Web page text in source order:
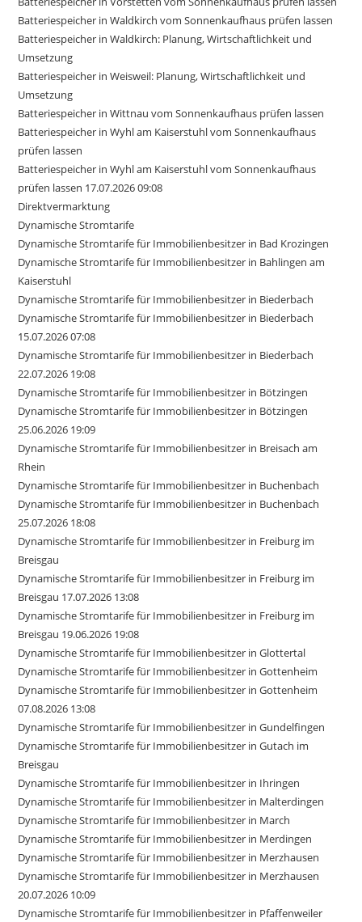
Batteriespeicher in Waldkirch vom Sonnenkaufhaus prüfen lassen
Batteriespeicher in Waldkirch: Planung, Wirtschaftlichkeit und
Umsetzung
Batteriespeicher in Weisweil: Planung, Wirtschaftlichkeit und
Umsetzung
Batteriespeicher in Wittnau vom Sonnenkaufhaus prüfen lassen
Batteriespeicher in Wyhl am Kaiserstuhl vom Sonnenkaufhaus
prüfen lassen
Batteriespeicher in Wyhl am Kaiserstuhl vom Sonnenkaufhaus
prüfen lassen 17.07.2026 09:08
Direktvermarktung
Dynamische Stromtarife
Dynamische Stromtarife für Immobilienbesitzer in Bad Krozingen
Dynamische Stromtarife für Immobilienbesitzer in Bahlingen am
Kaiserstuhl
Dynamische Stromtarife für Immobilienbesitzer in Biederbach
Dynamische Stromtarife für Immobilienbesitzer in Biederbach
15.07.2026 07:08
Dynamische Stromtarife für Immobilienbesitzer in Biederbach
22.07.2026 19:08
Dynamische Stromtarife für Immobilienbesitzer in Bötzingen
Dynamische Stromtarife für Immobilienbesitzer in Bötzingen
25.06.2026 19:09
Dynamische Stromtarife für Immobilienbesitzer in Breisach am
Rhein
Dynamische Stromtarife für Immobilienbesitzer in Buchenbach
Dynamische Stromtarife für Immobilienbesitzer in Buchenbach
25.07.2026 18:08
Dynamische Stromtarife für Immobilienbesitzer in Freiburg im
Breisgau
Dynamische Stromtarife für Immobilienbesitzer in Freiburg im
Breisgau 17.07.2026 13:08
Dynamische Stromtarife für Immobilienbesitzer in Freiburg im
Breisgau 19.06.2026 19:08
Dynamische Stromtarife für Immobilienbesitzer in Glottertal
Dynamische Stromtarife für Immobilienbesitzer in Gottenheim
Dynamische Stromtarife für Immobilienbesitzer in Gottenheim
07.08.2026 13:08
Dynamische Stromtarife für Immobilienbesitzer in Gundelfingen
Dynamische Stromtarife für Immobilienbesitzer in Gutach im
Breisgau
Dynamische Stromtarife für Immobilienbesitzer in Ihringen
Dynamische Stromtarife für Immobilienbesitzer in Malterdingen
Dynamische Stromtarife für Immobilienbesitzer in March
Dynamische Stromtarife für Immobilienbesitzer in Merdingen
Dynamische Stromtarife für Immobilienbesitzer in Merzhausen
Dynamische Stromtarife für Immobilienbesitzer in Merzhausen
20.07.2026 10:09
Dynamische Stromtarife für Immobilienbesitzer in Pfaffenweiler